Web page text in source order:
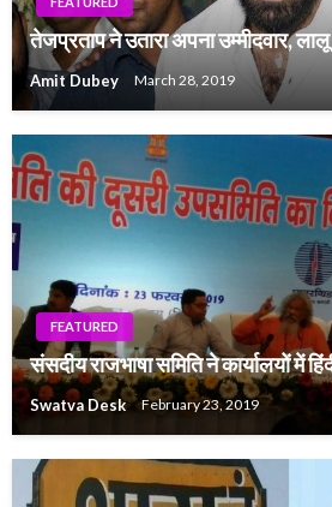
तेजप्रताप ने उतारा अपना उम्मीदवार,
Amit Dubey March 28, 2019
FEATURED
संसदीय राजभाषा समिति ने कार्यालयों में
Swatva Desk February 23, 2019